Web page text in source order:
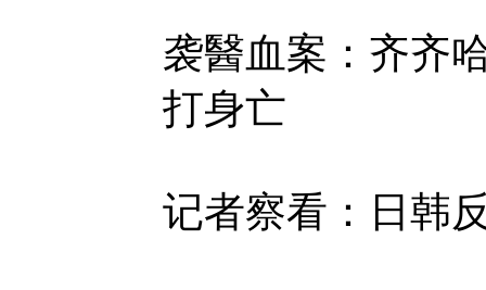
袭醫血案：齐齐
打身亡
记者察看：日韩